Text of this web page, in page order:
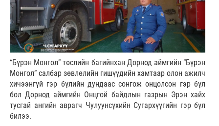
“Бүрэн Монгол” төслийн багийнхан Дорнод аймгийн “Бүрэн
Монгол” салбар зөвлөлийн гишүүдийн хамтаар олон ажилч
хичээнгүй гэр бүлийн дундаас сонгож онцолсон гэр бүл
бол Дорнод аймгийн Онцгой байдлын газрын Эрэн хайх
тусгай ангийн аврагч Чулуунсүхийн Сугархүүгийн гэр бүл
билээ.